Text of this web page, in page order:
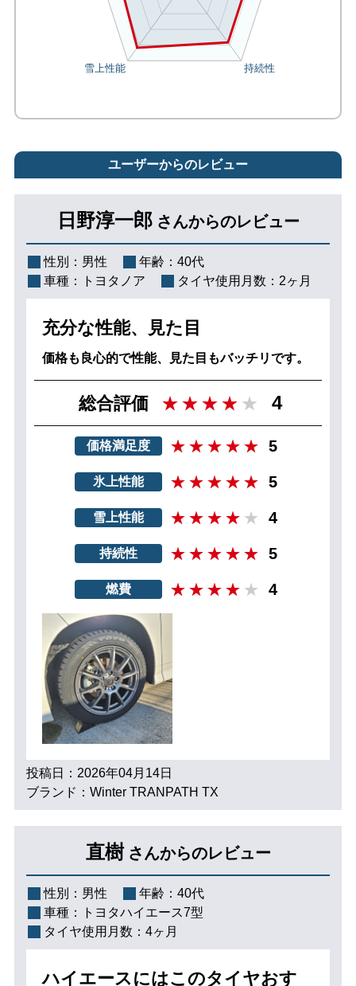
ユーザーからのレビュー
日野淳一郎 さんからのレビュー
性別： 男性 年齢： 40代
車種：
トヨタノア タイヤ使用月数： 2ヶ月
充分な性能、見た目
価格も良心的で性能、見た目もバッチリです。
総合評価 4
価格満足度 5
氷上性能 5
雪上性能 4
持続性 5
燃費 4
投稿日：2026年04月14日
ブランド：Winter TRANPATH TX
直樹 さんからのレビュー
性別： 男性 年齢： 40代
車種：
トヨタハイエース7型
タイヤ使用月数： 4ヶ月
ハイエースにはこのタイヤおす